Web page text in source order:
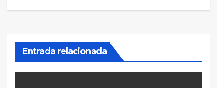
Entrada relacionada